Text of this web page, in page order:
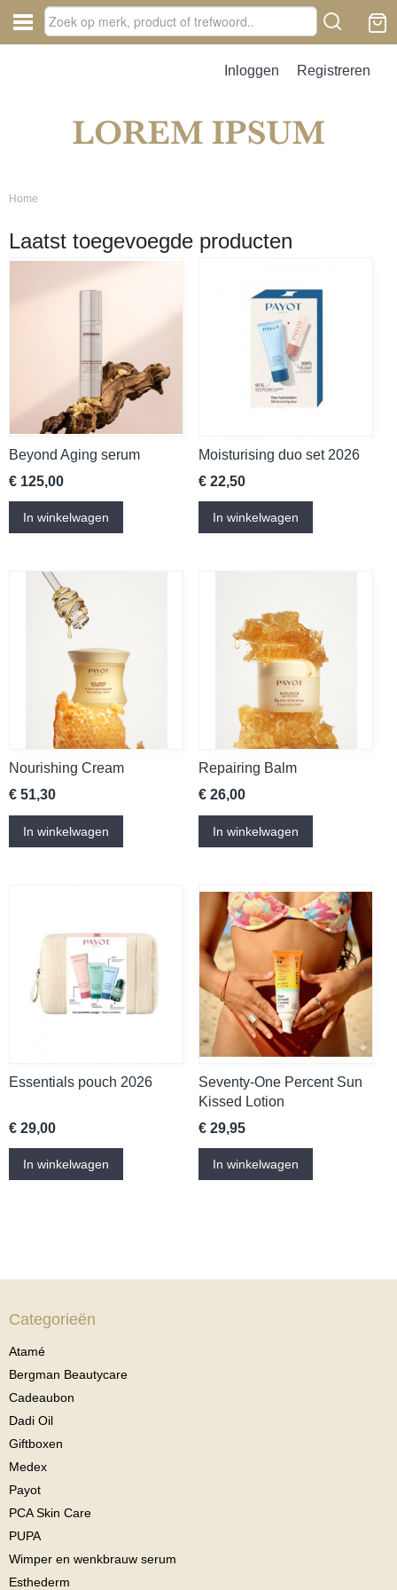
Inloggen Registreren
Home
Laatst toegevoegde producten
Beyond Aging serum
€ 125,00
In winkelwagen
Moisturising duo set 2026
€ 22,50
In winkelwagen
Nourishing Cream
€ 51,30
In winkelwagen
Repairing Balm
€ 26,00
In winkelwagen
Essentials pouch 2026
€ 29,00
In winkelwagen
Seventy-One Percent Sun
Kissed Lotion
€ 29,95
In winkelwagen
Categorieën
Atamé
Bergman Beautycare
Cadeaubon
Dadi Oil
Giftboxen
Medex
Payot
PCA Skin Care
PUPA
Wimper en wenkbrauw serum
Esthederm